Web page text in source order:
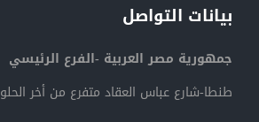
بيانات التواصل
جمهورية مصر العربية -الفرع الرئيسي
طنطا-شارع عباس العقاد متفرع من أخر الحلو